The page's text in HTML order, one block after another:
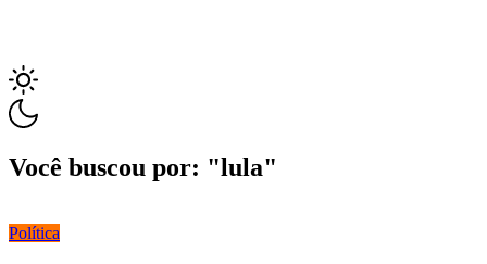
Você buscou por: "lula"
Política